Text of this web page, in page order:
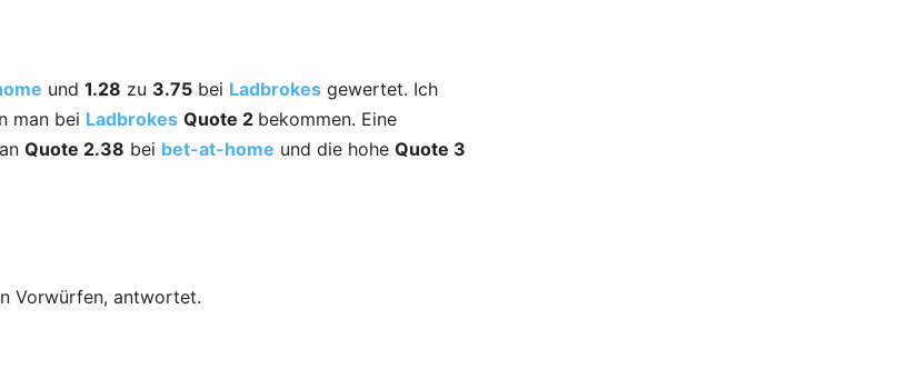
und 1.28 zu 3.75 bei Ladbrokes gewertet. Ich
man bei Ladbrokes Quote 2 bekommen. Eine
Quote 2.38 bei bet-at-home und die hohe Quote 3
Vorwürfen, antwortet.